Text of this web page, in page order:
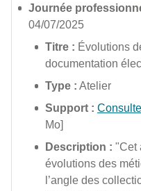
Journée
04/07/2025
Titre : Évolutions
documentation
Type : Atelier
Support :
Mo]
Description : "Cet
évolutions des
l’angle des